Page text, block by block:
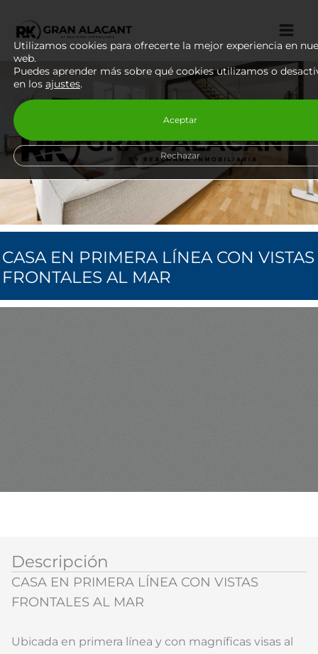
contenido
CASA EN PRIMERA LÍNEA CON VISTAS
FRONTALES AL MAR
Descripción
CASA EN PRIMERA LÍNEA CON VISTAS
FRONTALES AL MAR
Ubicada en primera línea y con magníficas visas al
Utilizamos cookies para ofrecerte la mejor experiencia en
web.
Puedes aprender más sobre qué cookies utilizamos o
en los ajustes.
Aceptar
Rechazar